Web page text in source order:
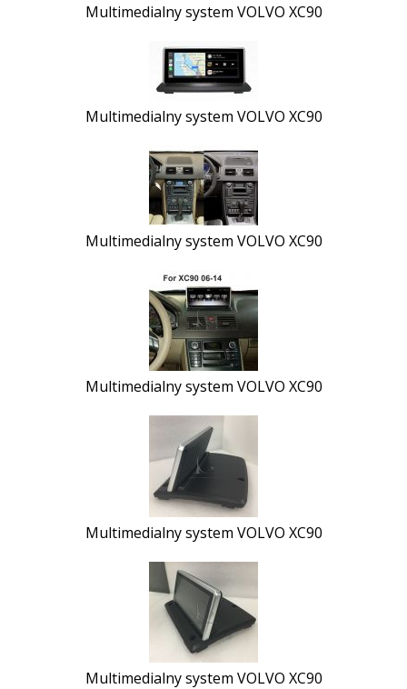
Multimedialny system VOLVO XC90
Multimedialny system VOLVO XC90
Multimedialny system VOLVO XC90
Multimedialny system VOLVO XC90
Multimedialny system VOLVO XC90
Multimedialny system VOLVO XC90